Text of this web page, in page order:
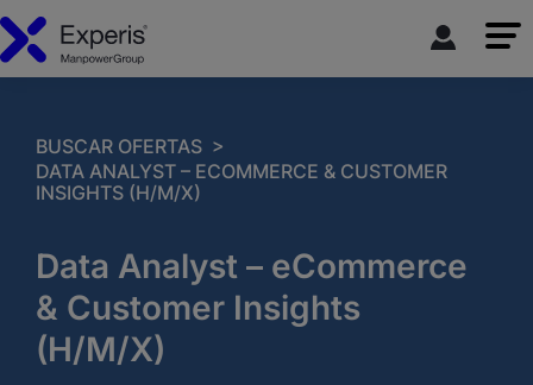
BUSCAR OFERTAS >
DATA ANALYST – ECOMMERCE & CUSTOMER
INSIGHTS (H/M/X)
Data Analyst – eCommerce
& Customer Insights
(H/M/X)